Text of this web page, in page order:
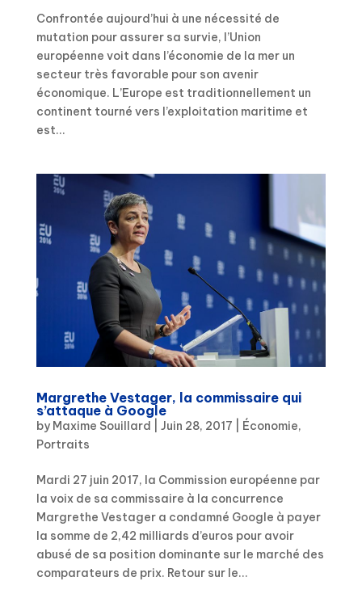
Confrontée aujourd’hui à une nécessité de
mutation pour assurer sa survie, l’Union
européenne voit dans l’économie de la mer un
secteur très favorable pour son avenir
économique. L’Europe est traditionnellement un
continent tourné vers l’exploitation maritime et
est...
Margrethe Vestager, la commissaire qui
s’attaque à Google
by Maxime Souillard Juin 28, 2017 Économie,
Portraits
Mardi 27 juin 2017, la Commission européenne par
la voix de sa commissaire à la concurrence
Margrethe Vestager a condamné Google à payer
la somme de 2,42 milliards d’euros pour avoir
abusé de sa position dominante sur le marché des
comparateurs de prix. Retour sur le...